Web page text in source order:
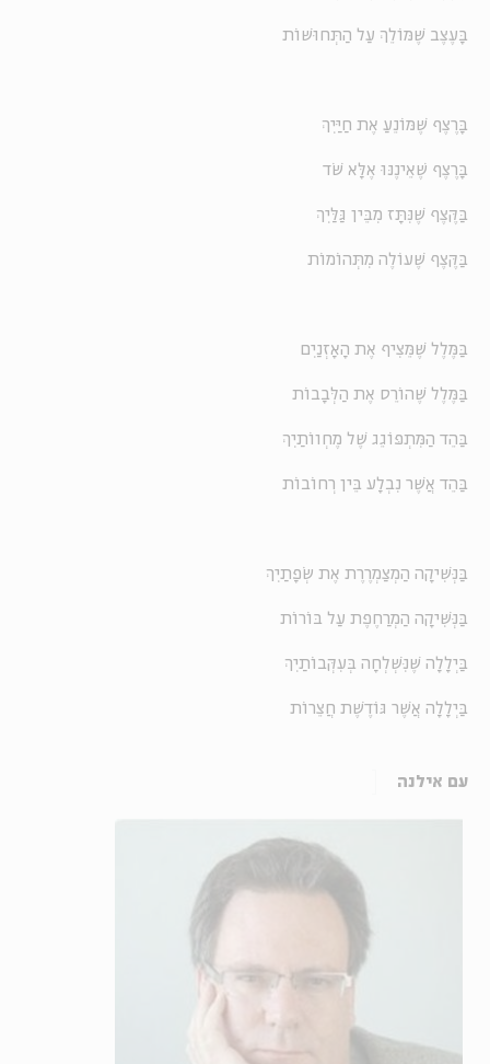
בָּעֶצֶב שֶׁמּוֹלֵךְ עַל הַתְּחוּשׁוֹת
בָּרֶצֶף שֶׁמּוֹנֵעַ אֶת חַיַּיִךְ
בָּרֶצֶף שֶׁאֵינֶנּוּ אֶלָּא שֹׁד
בַּקֶּצֶף שֶׁנִּתָּז מִבֵּין גַּלַּיִךְ
בַּקֶּצֶף שֶׁעוֹלֶה מִתְּהוֹמוֹת
בַּמֶּלֶל שֶׁמֵּצִיף אֶת הָאָזְנַיִם
בַּמֶּלֶל שֶׁהוֹרֵס אֶת הַלְּבָבוֹת
בַּהֵד הַמִּתְפּוֹגֵג שֶׁל מֶחְווֹתַיִךְ
בַּהֵד אֲשֶׁר נִבְלָע בֵּין רְחוֹבוֹת
בַּנְּשִׁיקָה הַמְצַמְרֶרֶת אֶת שְׂפָתַיִךְ
בַּנְּשִׁיקָה הַמְרַחֶפֶת עַל בּוֹרוֹת
בַּיְלָלָה שֶׁנִּשְׁלְחָה בְּעִקְּבוֹתַיִךְ
בַּיְלָלָה אֲשֶׁר גּוֹדֶשֶׁת חֲצֵרוֹת
עם אילנה